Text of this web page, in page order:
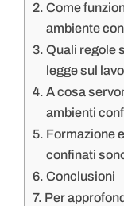
Come
ambiente
Quali regole
legge sul
A cosa
ambienti
Formazione
confinati
Conclusioni
Per